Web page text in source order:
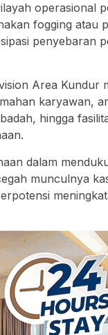
operasional
fogging atau
penyebaran
Area Kundur
karyawan,
hingga
dalam
munculnya